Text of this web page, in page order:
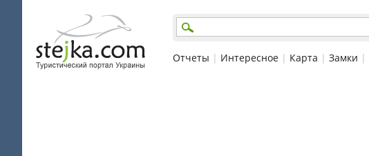
Отчеты | Интересное | Карта | Замки |